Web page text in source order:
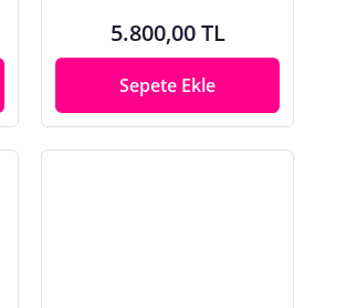
5.800,00 TL
Sepete Ekle